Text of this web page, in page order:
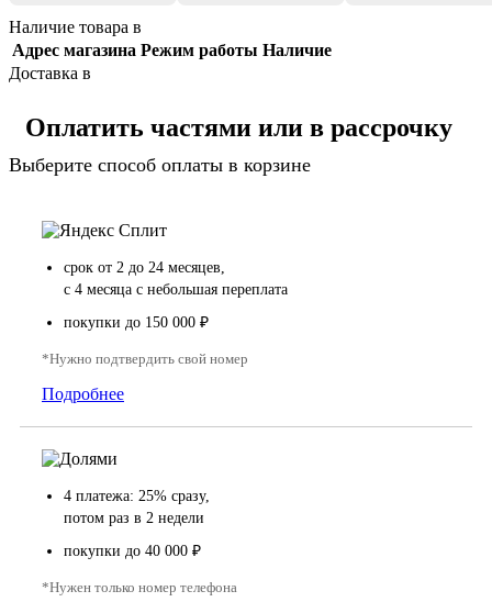
Наличие товара в
Адрес магазина Режим работы Наличие
Доставка в
Оплатить частями или в рассрочку
Выберите способ оплаты в корзине
срок от 2 до 24 месяцев,
с 4 месяца с небольшая переплата
покупки до 150 000 ₽
*Нужно подтвердить свой номер
Подробнее
4 платежа: 25% сразу,
потом раз в 2 недели
покупки до 40 000 ₽
*Нужен только номер телефона